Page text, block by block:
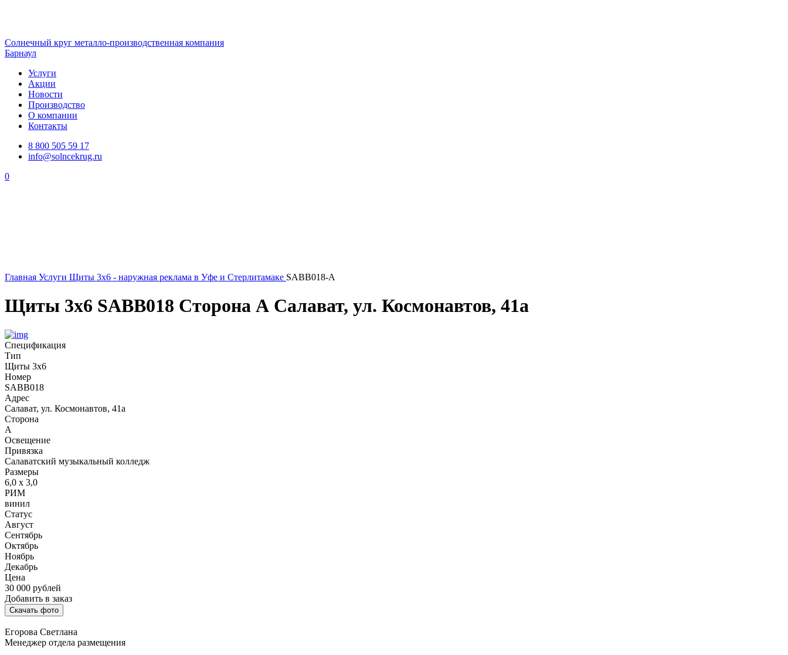
Солнечный круг металло-производственная компания
Барнаул
Услуги
Акции
Новости
Производство
О компании
Контакты
8 800 505 59 17
info@solncekrug.ru
0
Главная Услуги Щиты 3х6 - наружная реклама в Уфе и Стерлитамаке SABB018-А
Щиты 3х6 SABB018 Сторона А Салават, ул. Космонавтов, 41а
Спецификация
Тип
Щиты 3х6
Номер
SABB018
Адрес
Салават, ул. Космонавтов, 41а
Сторона
А
Освещение
Привязка
Салаватский музыкальный колледж
Размеры
6,0 х 3,0
РИМ
винил
Статус
Август
Сентябрь
Октябрь
Ноябрь
Декабрь
Цена
30 000 рублей
Добавить в заказ
Скачать фото
Егорова Светлана
Менеджер отдела размещения